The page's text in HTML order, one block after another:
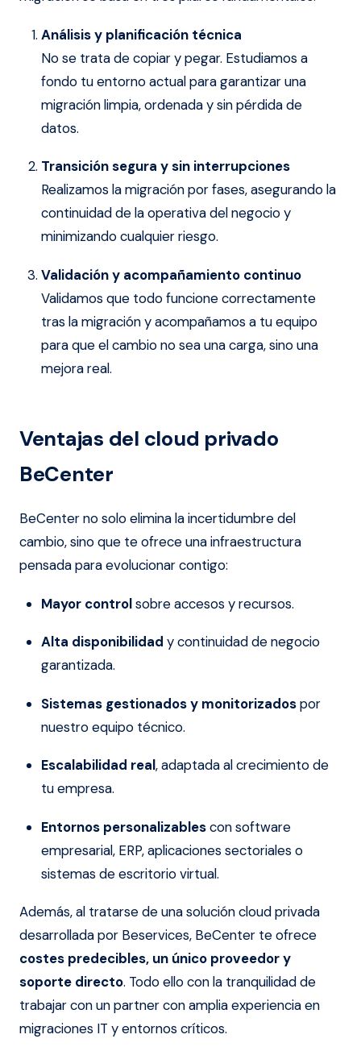
Análisis y planificación técnica
No se trata de copiar y pegar. Estudiamos a
fondo tu entorno actual para garantizar una
migración limpia, ordenada y sin pérdida de
datos.
Transición segura y sin interrupciones
Realizamos la migración por fases, asegurando la
continuidad de la operativa del negocio y
minimizando cualquier riesgo.
Validación y acompañamiento continuo
Validamos que todo funcione correctamente
tras la migración y acompañamos a tu equipo
para que el cambio no sea una carga, sino una
mejora real.
Ventajas del cloud privado
BeCenter
BeCenter no solo elimina la incertidumbre del
cambio, sino que te ofrece una infraestructura
pensada para evolucionar contigo:
Mayor controlsobre accesos y recursos.
Alta disponibilidad y continuidad de negocio
garantizada.
Sistemas gestionados y monitorizadospor
nuestro equipo técnico.
Escalabilidad real, adaptada al crecimiento de
tu empresa.
Entornos personalizablescon software
empresarial, ERP, aplicaciones sectoriales o
sistemas de escritorio virtual.
Además, al tratarse de una solución cloud privada
desarrollada por Beservices, BeCenter te ofrece
costes predecibles, un único proveedor y
soporte directo. Todo ello con la tranquilidad de
trabajar con un partner con amplia experiencia en
migraciones IT y entornos críticos.